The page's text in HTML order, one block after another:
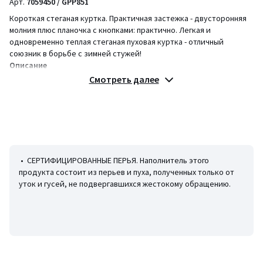
Короткая стеганая куртка. Практичная застежка - двусторонняя
молния плюс планочка с кнопками: практично. Легкая и
одновременно теплая стеганая пуховая куртка - отличный
союзник в борьбе с зимней стужей!
Описание
• Длина: укороченная модель
посадки по фигуре.
Параметры изделия для размера 38/M (FR)
• Длина: 73 см
Смотреть далее
• СЕРТИФИЦИРОВАННЫЕ ПЕРЬЯ. Наполнитель этого
продукта состоит из перьев и пуха, полученных только от
уток и гусей, не подвергавшихся жестокому обращению.